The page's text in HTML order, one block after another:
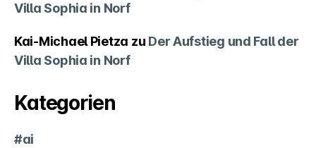
Villa Sophia in Norf
Kai-Michael Pietza zu Der Aufstieg und Fall der
Villa Sophia in Norf
Kategorien
#ai